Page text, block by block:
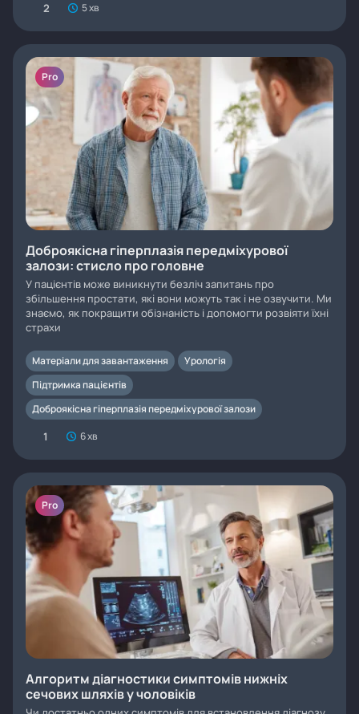
2 5 хв
Pro
Доброякісна гіперплазія передміхурової
залози: стисло про головне
У пацієнтів може виникнути безліч запитань про
збільшення простати, які вони можуть так і не озвучити. Ми
знаємо, як покращити обізнаність і допомогти розвіяти їхні
страхи
Матеріали для завантаження
Урологія
Підтримка пацієнтів
Доброякісна гіперплазія передміхурової залози
1 6 хв
Pro
Алгоритм діагностики симптомів нижніх
сечових шляхів у чоловіків